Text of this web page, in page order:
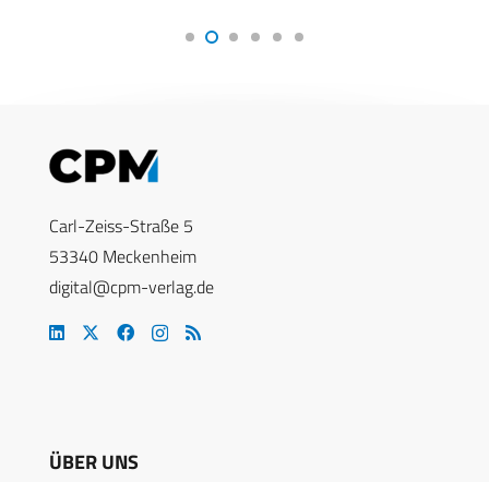
Carl-Zeiss-Straße 5
53340 Meckenheim
digital@cpm-verlag.de
ÜBER UNS